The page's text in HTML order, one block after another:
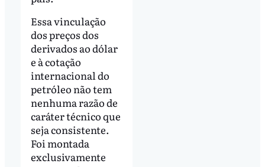
Essa vinculação
dos preços dos
derivados ao dólar
e à cotação
internacional do
petróleo não tem
nenhuma razão de
caráter técnico que
seja consistente.
Foi montada
exclusivamente